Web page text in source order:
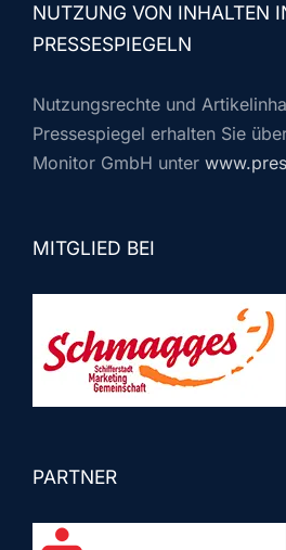
NUTZUNG VON INHALTEN
PRESSESPIEGELN
Nutzungsrechte und
Pressespiegel erhalten Sie
Monitor GmbH unter
MITGLIED BEI
PARTNER